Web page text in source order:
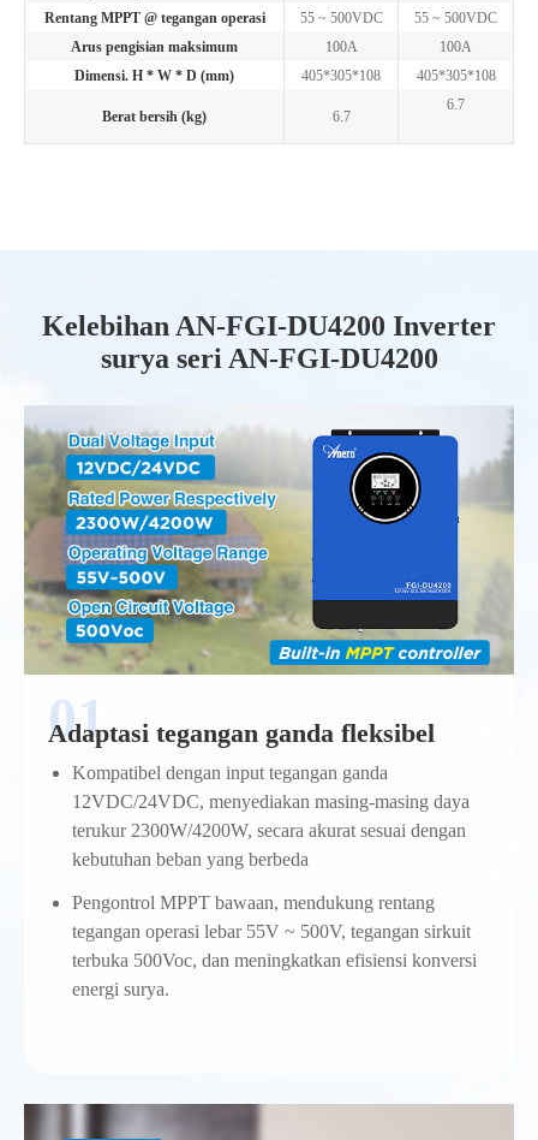
Rentang MPPT @ tegangan operasi
55 ~ 500VDC
55 ~ 500VDC
Arus pengisian maksimum
100A
100A
Dimensi. H * W * D (mm)
405*305*108 405*305*108
Berat bersih (kg) 6.7
6.7
Kelebihan AN-FGI-DU4200 Inverter
surya seri AN-FGI-DU4200
Adaptasi tegangan ganda fleksibel
Kompatibel dengan input tegangan ganda
12VDC/24VDC, menyediakan masing-masing daya
terukur 2300W/4200W, secara akurat sesuai dengan
kebutuhan beban yang berbeda
Pengontrol MPPT bawaan, mendukung rentang
tegangan operasi lebar 55V ~ 500V, tegangan sirkuit
terbuka 500Voc, dan meningkatkan efisiensi konversi
energi surya.